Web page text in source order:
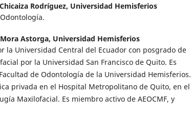
Rodríguez, Universidad Hemisferios
Astorga, Universidad Hemisferios
la Universidad Central del Ecuador con posgrado de
por la Universidad San Francisco de Quito. Es
de Odontología de la Universidad Hemisferios.
privada en el Hospital Metropolitano de Quito, en el
Maxilofacial. Es miembro activo de AEOCMF, y